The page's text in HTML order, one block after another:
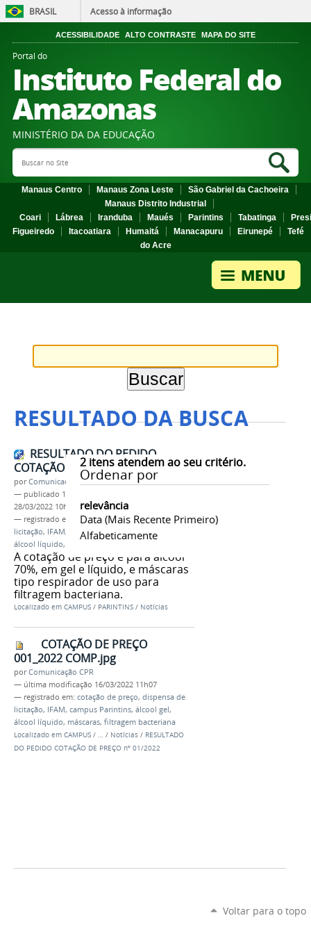
BRASIL Acesso à informação
ACESSIBILIDADE ALTO CONTRASTE MAPA DO SITE
Portal do
Instituto Federal do
Amazonas
MINISTÉRIO DA DA EDUCAÇÃO
Search Site
Manaus Centro Manaus Zona Leste
São Gabriel da Cachoeira
Manaus Distrito Industrial
Coari
Lábrea Iranduba Maués Parintins Tabatinga
Figueiredo
Itacoatiara Humaitá Manacapuru Eirunepé
Tefé
do Acre
RESULTADO DA BUSCA
2itens atendem ao seu critério.
Ordenar por
relevância
Data (mais Recente Primeiro)
Alfabeticamente
RESULTADO DO PEDIDO
COTAÇÃO DE PREÇO nº 01/2022
porComunicação CPR
— publicado 16/03/2022
28/03/2022 10h03
— registrado em:
cotação de preço,dispensa de
licitação, IFAM, campus Parintins álcool gel
álcool líquido,
A cotação de preço é para álcool
70%, em gel e líquido, e máscaras
tipo respirador de uso para
filtragem bacteriana.
Localizado em CAMPUS / PARINTINS / Notícias
COTAÇÃO DE PREÇO
001_2022 COMP.jpg
porComunicação CPR
— última modificação 16/03/2022 11h07
— registrado em: cotação de preço, dispensa de
licitação, IFAM, campus Parintins, álcool gel,
álcool líquido, máscaras, filtragem bacteriana
Localizado em CAMPUS / / Notícias / RESULTADO
DO PEDIDO COTAÇÃO DE PREÇO nº 01/2022
Voltar para o topo